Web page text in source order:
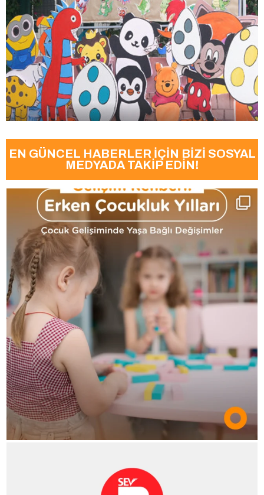
EN GÜNCEL HABERLER İÇİN BİZİ SOSYAL
MEDYADA TAKİP EDİN!